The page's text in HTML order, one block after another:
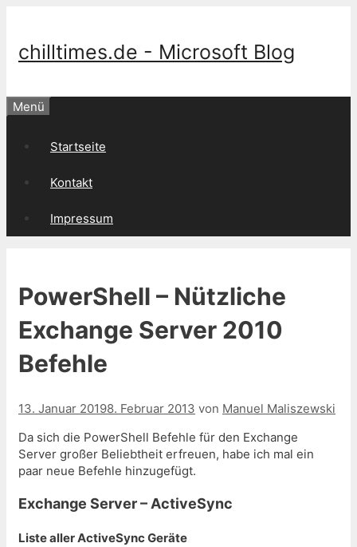
Inhalt
chilltimes.de - Microsoft Blog
Menü
Startseite
Kontakt
Impressum
PowerShell – Nützliche
Exchange Server 2010
Befehle
13. Januar 20198. Februar 2013 von Manuel Maliszewski
Da sich die PowerShell Befehle für den Exchange
Server großer Beliebtheit erfreuen, habe ich mal ein
paar neue Befehle hinzugefügt.
Exchange Server – ActiveSync
Liste aller ActiveSync Geräte